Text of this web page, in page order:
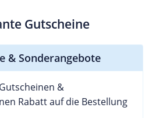
Gutscheine
& Sonderangebote
&
Rabatt auf die Bestellung